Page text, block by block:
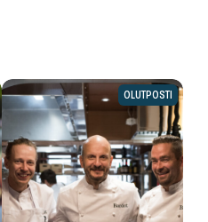
OLUTPOSTI